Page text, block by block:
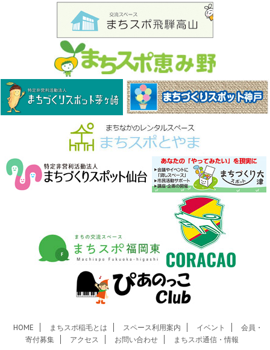
HOME まちスポ稲毛とは スペース利用案内 イベント
会員・
寄付募集
アクセス お問い合わせ まちスポ通信・情報